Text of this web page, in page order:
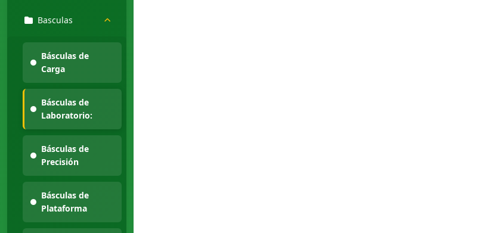
Basculas
Básculas de
Carga
Básculas de
Laboratorio:
Básculas de
Precisión
Básculas de
Plataforma